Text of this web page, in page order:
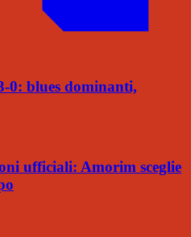
0: blues dominanti,
ufficiali: Amorim sceglie